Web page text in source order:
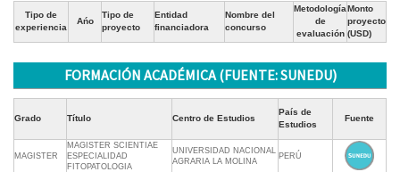
Tipo de
experiencia
Ańo
Tipo de
proyecto
Entidad
financiadora
Nombre del
concurso
Metodología
de
evaluación
Monto
proyecto
(USD)
FORMACIÓN ACADÉMICA (FUENTE: SUNEDU)
Grado Título Centro de Estudios
País de
Estudios
Fuente
MAGISTER
MAGISTER SCIENTIAE
ESPECIALIDAD
FITOPATOLOGIA
UNIVERSIDAD NACIONAL
AGRARIA LA MOLINA
PERÚ